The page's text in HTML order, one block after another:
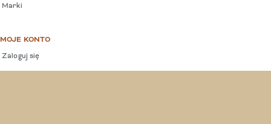
Marki
MOJE KONTO
Zaloguj się